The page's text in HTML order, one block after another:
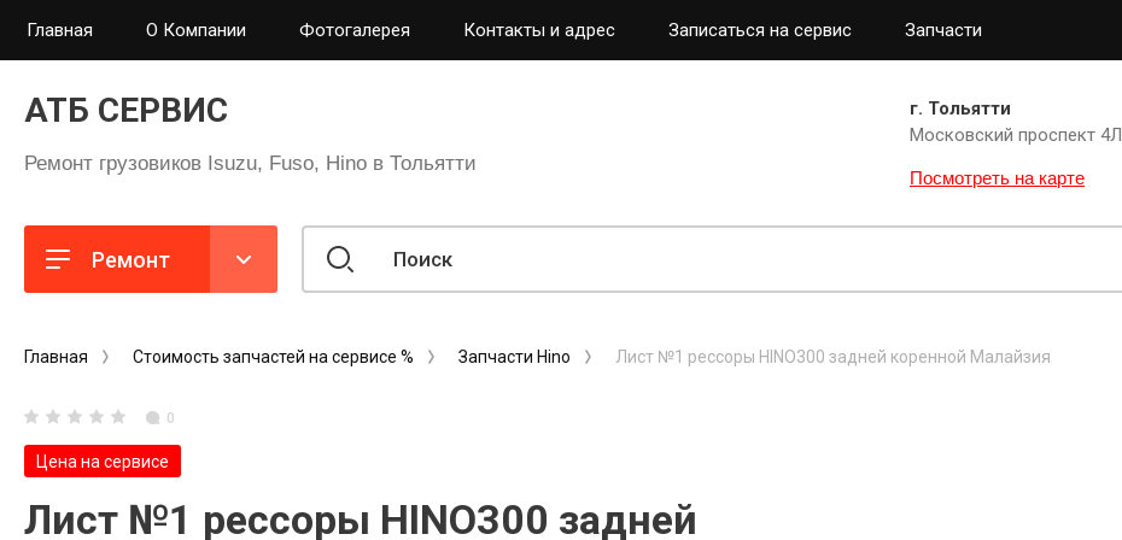
Главная О Компании Фотогалерея Контакты и адрес Записаться на сервис Запчасти
АТБ СЕРВИС
Ремонт грузовиков Isuzu, Fuso, Hino в Тольятти
г. Тольятти
Московский проспект 4Л
Посмотреть на карте
Ремонт
Главная Стоимость запчастей на сервисе % Запчасти Hino Лист №1 рессоры HINO300 задней коренной Малайзия
0
Цена на сервисе
Лист №1 рессоры HINO300 задней